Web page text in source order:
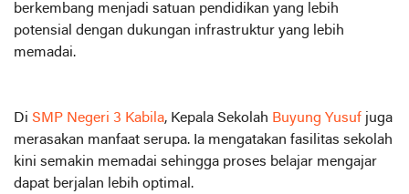
berkembang menjadi satuan pendidikan yang lebih
potensial dengan dukungan infrastruktur yang lebih
memadai.
Di SMP Negeri 3 Kabila, Kepala Sekolah Buyung Yusuf juga
merasakan manfaat serupa. Ia mengatakan fasilitas sekolah
kini semakin memadai sehingga proses belajar mengajar
dapat berjalan lebih optimal.